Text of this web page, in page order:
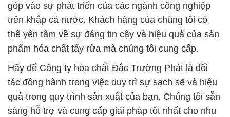
góp vào sự phát triển của các ngành công nghiệp
trên khắp cả nước. Khách hàng của chúng tôi có
thể yên tâm về sự đáng tin cậy và hiệu quả của sản
phẩm hóa chất tẩy rửa mà chúng tôi cung cấp.
Hãy để Công ty hóa chất Đắc Trường Phát là đối
tác đồng hành trong việc duy trì sự sạch sẽ và hiệu
quả trong quy trình sản xuất của bạn. Chúng tôi sẵn
sàng hỗ trợ và cung cấp giải pháp tốt nhất cho nhu